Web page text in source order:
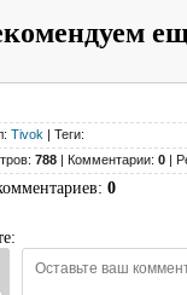
Tivok | Теги:
788 | Комментарии: 0 |
: 0